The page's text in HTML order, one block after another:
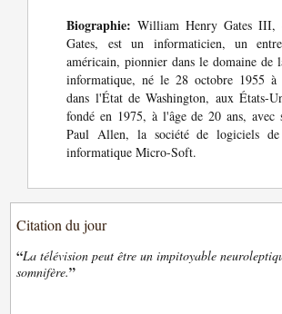
Biographie: William Henry Gates
Gates, est un informaticien, un
américain, pionnier dans le domaine de
informatique, né le 28 octobre 1955 à
dans l'État de Washington, aux États-
fondé en 1975, à l'âge de 20 ans, avec
Paul Allen, la société de logiciels
informatique Micro-Soft.
Citation du jour
“La télévision peut être un impitoyable
somnifère.”